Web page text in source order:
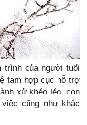
trình của người tuổi
tam hợp cục hỗ trợ
xử khéo léo, con
cũng như khắc